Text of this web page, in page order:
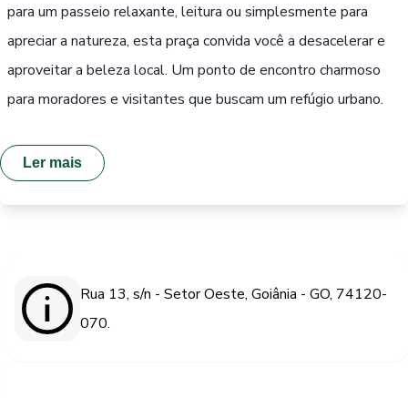
para um passeio relaxante, leitura ou simplesmente para
apreciar a natureza, esta praça convida você a desacelerar e
aproveitar a beleza local. Um ponto de encontro charmoso
para moradores e visitantes que buscam um refúgio urbano.
Ler mais
Rua 13, s/n - Setor Oeste, Goiânia - GO, 74120-
070.